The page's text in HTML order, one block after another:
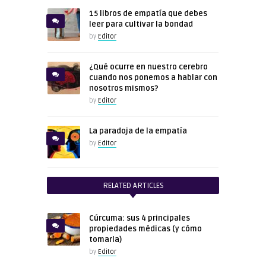
15 libros de empatía que debes
leer para cultivar la bondad
by Editor
¿Qué ocurre en nuestro cerebro
cuando nos ponemos a hablar con
nosotros mismos?
by Editor
La paradoja de la empatía
by Editor
RELATED ARTICLES
Cúrcuma: sus 4 principales
propiedades médicas (y cómo
tomarla)
by Editor